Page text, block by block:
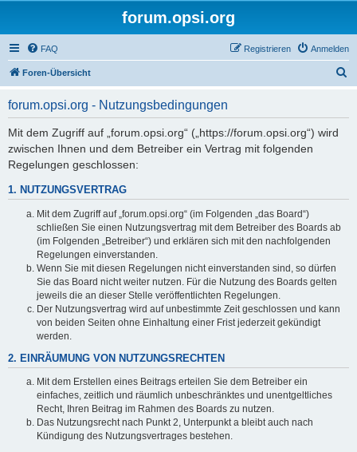
forum.opsi.org
FAQ Anmelden
Registrieren
Foren-Übersicht
forum.opsi.org - Nutzungsbedingungen
Mit dem Zugriff auf „forum.opsi.org“ („https://forum.opsi.org“) wird
zwischen Ihnen und dem Betreiber ein Vertrag mit folgenden
Regelungen geschlossen:
1. NUTZUNGSVERTRAG
Mit dem Zugriff auf „forum.opsi.org“ (im Folgenden „das Board“)
schließen Sie einen Nutzungsvertrag mit dem Betreiber des Boards ab
(im Folgenden „Betreiber“) und erklären sich mit den nachfolgenden
Regelungen einverstanden.
Wenn Sie mit diesen Regelungen nicht einverstanden sind, so dürfen
Sie das Board nicht weiter nutzen. Für die Nutzung des Boards gelten
jeweils die an dieser Stelle veröffentlichten Regelungen.
Der Nutzungsvertrag wird auf unbestimmte Zeit geschlossen und kann
von beiden Seiten ohne Einhaltung einer Frist jederzeit gekündigt
werden.
2. EINRÄUMUNG VON NUTZUNGSRECHTEN
Mit dem Erstellen eines Beitrags erteilen Sie dem Betreiber ein
einfaches, zeitlich und räumlich unbeschränktes und unentgeltliches
Recht, Ihren Beitrag im Rahmen des Boards zu nutzen.
Das Nutzungsrecht nach Punkt 2, Unterpunkt a bleibt auch nach
Kündigung des Nutzungsvertrages bestehen.